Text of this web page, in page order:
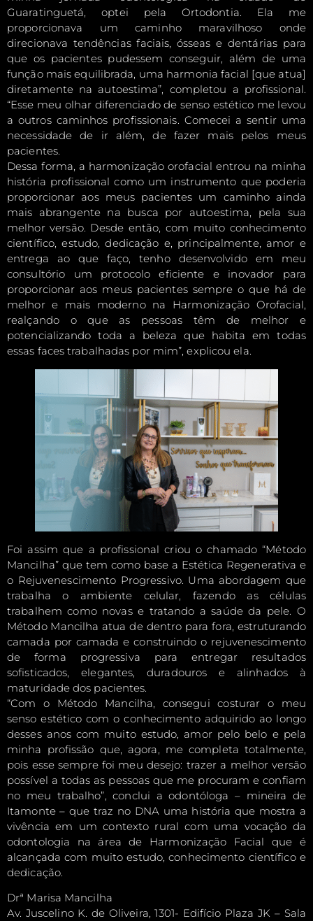
Guaratinguetá, optei pela Ortodontia. Ela me
proporcionava um caminho maravilhoso onde
direcionava tendências faciais, ósseas e dentárias para
que os pacientes pudessem conseguir, além de uma
função mais equilibrada, uma harmonia facial [que atua]
diretamente na autoestima”, completou a profissional.
“Esse meu olhar diferenciado de senso estético me levou
a outros caminhos profissionais. Comecei a sentir uma
necessidade de ir além, de fazer mais pelos meus
pacientes.
Dessa forma, a harmonização orofacial entrou na minha
história profissional como um instrumento que poderia
proporcionar aos meus pacientes um caminho ainda
mais abrangente na busca por autoestima, pela sua
melhor versão. Desde então, com muito conhecimento
científico, estudo, dedicação e, principalmente, amor e
entrega ao que faço, tenho desenvolvido em meu
consultório um protocolo eficiente e inovador para
proporcionar aos meus pacientes sempre o que há de
melhor e mais moderno na Harmonização Orofacial,
realçando o que as pessoas têm de melhor e
potencializando toda a beleza que habita em todas
essas faces trabalhadas por mim”, explicou ela.
Foi assim que a profissional criou o chamado “Método
Mancilha” que tem como base a Estética Regenerativa e
o Rejuvenescimento Progressivo. Uma abordagem que
trabalha o ambiente celular, fazendo as células
trabalhem como novas e tratando a saúde da pele. O
Método Mancilha atua de dentro para fora, estruturando
camada por camada e construindo o rejuvenescimento
de forma progressiva para entregar resultados
sofisticados, elegantes, duradouros e alinhados à
maturidade dos pacientes.
“Com o Método Mancilha, consegui costurar o meu
senso estético com o conhecimento adquirido ao longo
desses anos com muito estudo, amor pelo belo e pela
minha profissão que, agora, me completa totalmente,
pois esse sempre foi meu desejo: trazer a melhor versão
possível a todas as pessoas que me procuram e confiam
no meu trabalho”, conclui a odontóloga – mineira de
Itamonte – que traz no DNA uma história que mostra a
vivência em um contexto rural com uma vocação da
odontologia na área de Harmonização Facial que é
alcançada com muito estudo, conhecimento científico e
dedicação.
Drª Marisa Mancilha
Av. Juscelino K. de Oliveira, 1301- Edifício Plaza JK – Sala